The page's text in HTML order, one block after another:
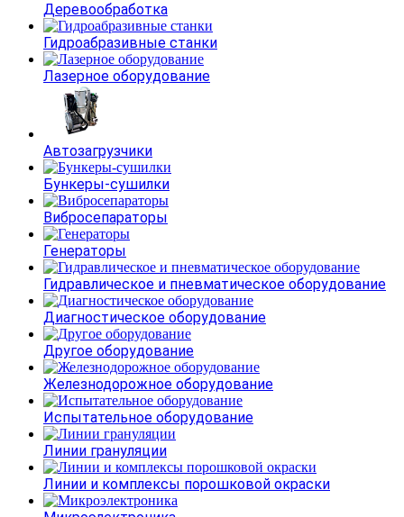
Деревообработка
Гидроабразивные станки
Лазерное оборудование
Автозагрузчики
Бункеры-сушилки
Вибросепараторы
Генераторы
Гидравлическое и пневматическое оборудование
Диагностическое оборудование
Другое оборудование
Железнодорожное оборудование
Испытательное оборудование
Линии грануляции
Линии и комплексы порошковой окраски